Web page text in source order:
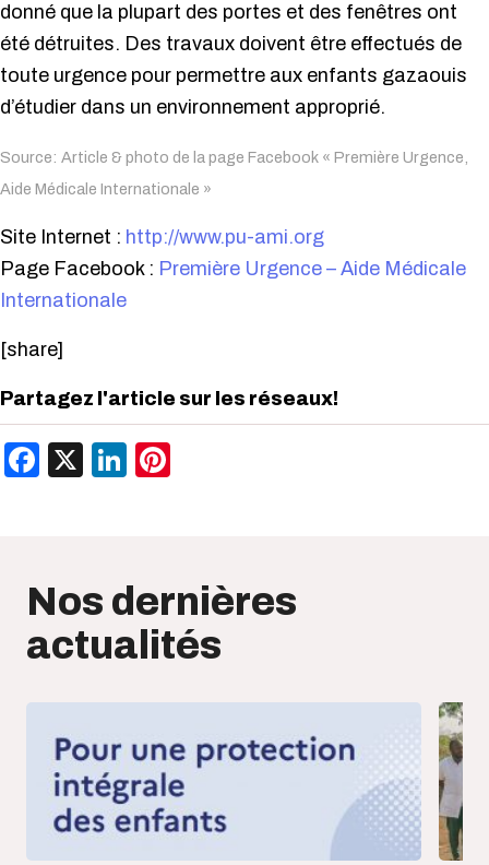
donné que la plupart des portes et des fenêtres ont
été détruites. Des travaux doivent être effectués de
toute urgence pour permettre aux enfants gazaouis
d’étudier dans un environnement approprié.
Source: Article & photo de la page Facebook « Première Urgence,
Aide Médicale Internationale »
Site Internet : http://www.pu-ami.org
Page Facebook : Première Urgence – Aide Médicale
Internationale
[share]
Partagez l'article sur les réseaux!
Facebook
X LinkedIn
Nos dernières
actualités